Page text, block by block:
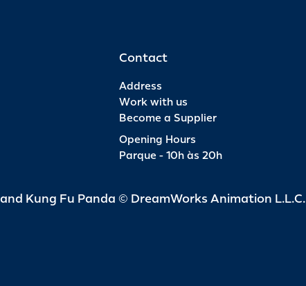
Contact
Address
Work with us
Become a Supplier
Opening Hours
Parque - 10h às 20h
Kung Fu Panda © DreamWorks Animation L.L.C.